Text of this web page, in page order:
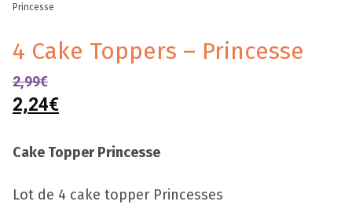
Princesse
4 Cake Toppers – Princesse
2,99€
2,24€
Cake Topper Princesse
Lot de 4 cake topper Princesses